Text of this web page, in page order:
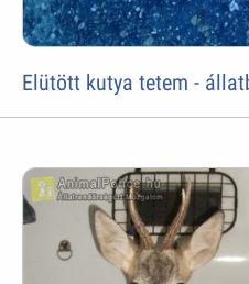
Elütött kutya tetem -